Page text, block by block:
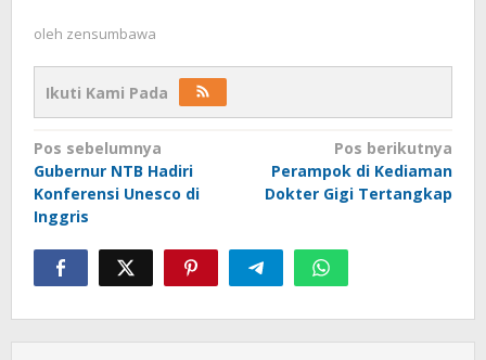
oleh zensumbawa
Ikuti Kami Pada
Navigasi
pos
Pos sebelumnya
Gubernur NTB Hadiri
Konferensi Unesco di
Inggris
Pos berikutnya
Perampok di Kediaman
Dokter Gigi Tertangkap